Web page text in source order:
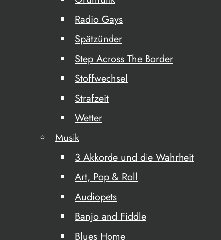
Radio Gays
Spätzünder
Step Across The Border
Stoffwechsel
Strafzeit
Wetter
Musik
3 Akkorde und die Wahrheit
Art, Pop & Roll
Audiopets
Banjo and Fiddle
Blues Home